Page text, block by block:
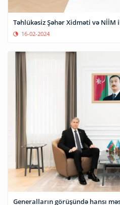
Təhlükəsiz Şəhər Xidməti və NİİM
16-02-2024
Generalların görüşündə hansı